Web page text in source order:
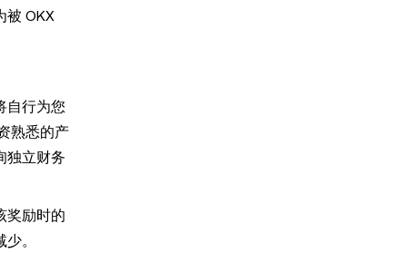
被 OKX
自行为您
熟悉的产
独立财务
奖励时的
。